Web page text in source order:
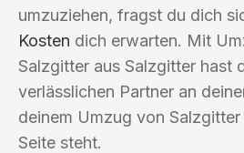
umzuziehen, fragst du dich
Kosten dich erwarten. Mit
Salzgitter aus Salzgitter hast
verlässlichen Partner an
deinem Umzug von
Seite steht.